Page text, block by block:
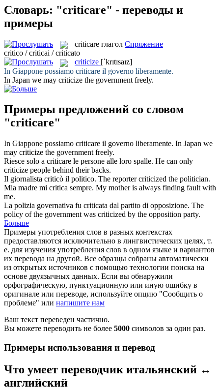
Словарь: "criticare" - переводы и
примеры
criticare глагол Спряжение
critico / criticai / criticato
criticize [ˈkrɪtɪsaɪz]
In Giappone possiamo criticare il governo liberamente.
In Japan we may criticize the government freely.
Примеры предложений со словом
"criticare"
In Giappone possiamo criticare il governo liberamente. In Japan we
may criticize the government freely.
Riesce solo a criticare le persone alle loro spalle. He can only
criticize people behind their backs.
Il giornalista criticò il politico. The reportercriticized the politician.
Mia madre mi critica sempre. My mother is always finding fault with
me.
La polizia governativa fu criticata dal partito di opposizione. The
policy of the government was criticized by the opposition party.
Больше
Примеры употребления слов в разных контекстах
предоставляются исключительно в лингвистических целях, т.
е. для изучения употребления слов в одном языке и вариантов
их перевода на другой. Все образцы собраны автоматически
из открытых источников с помощью технологии поиска на
основе двуязычных данных. Если вы обнаружили
орфографическую, пунктуационную или иную ошибку в
оригинале или переводе, используйте опцию "Сообщить о
проблеме" или напишите нам
Ваш текст переведен частично.
Вы можете переводить не более 5000 символов за один раз.
Примеры использования и перевод
Что умеет переводчик итальянский ↔
английский